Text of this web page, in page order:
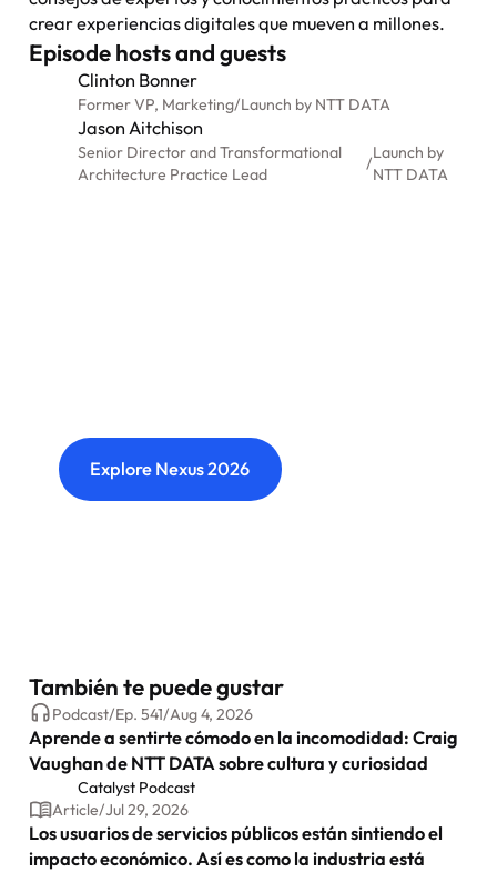
crear experiencias digitales que mueven a millones.
Episode hosts and guests
Clinton Bonner
Former VP, Marketing/Launch by NTT DATA
Jason Aitchison
Senior Director and Transformational
Architecture Practice Lead
/
Launch by
NTT DATA
Explore Nexus 2026
También te puede gustar
Podcast/Ep. 541/Aug 4, 2026
Aprende a sentirte cómodo en la incomodidad: Craig
Vaughan de NTT DATA sobre cultura y curiosidad
Catalyst Podcast
Article/Jul 29, 2026
Los usuarios de servicios públicos están sintiendo el
impacto económico. Así es como la industria está